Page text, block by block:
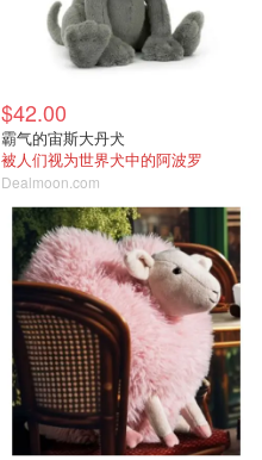
$42.00
霸气的宙斯大丹犬
被人们视为世界犬中的阿波罗
Dealmoon.com